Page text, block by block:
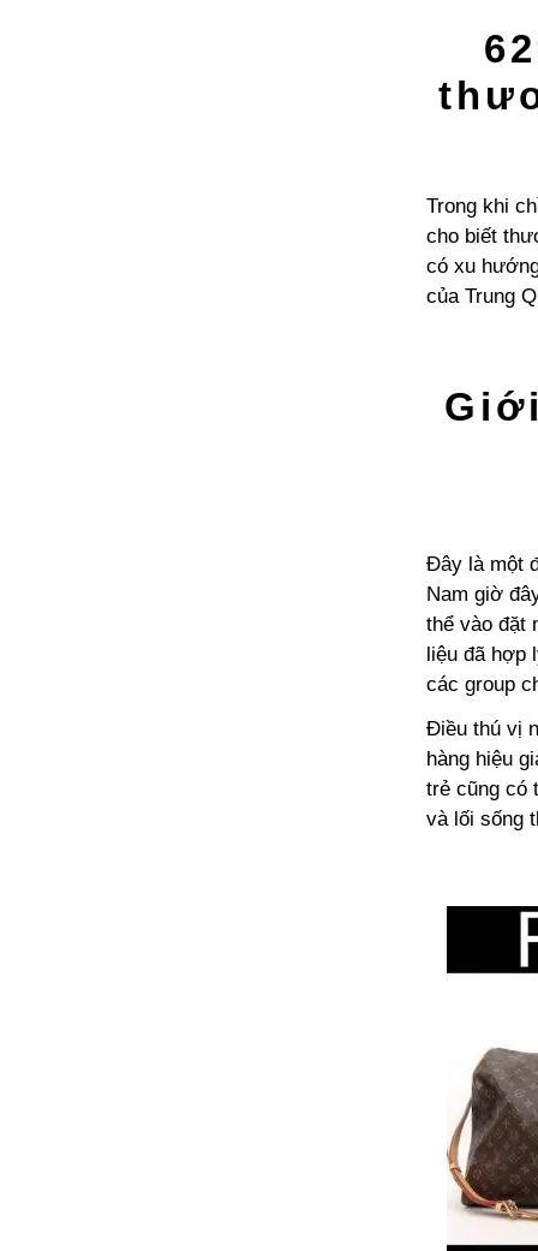
Trong khi
cho biết
có xu
của Trung
Đây là một
Nam giờ
thể vào đặt
liệu đã hợp
các group
Điều thú vị
hàng hiệu
trẻ cũng có
và lối sống